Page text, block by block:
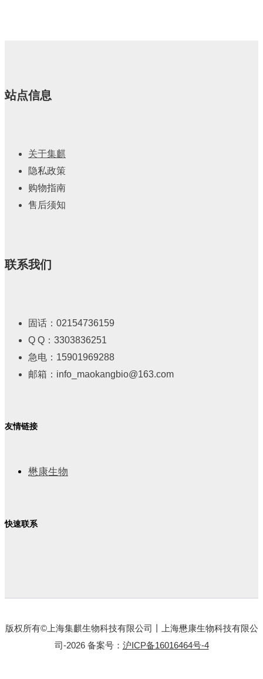
站点信息
关于集麒
隐私政策
购物指南
售后须知
联系我们
固话：02154736159
Q Q：3303836251
急电：15901969288
邮箱：info_maokangbio@163.com
友情链接
懋康生物
快速联系
版权所有©上海集麒生物科技有限公司丨上海懋康生物科技有限公
司-2026 备案号： 沪ICP备16016464号-4